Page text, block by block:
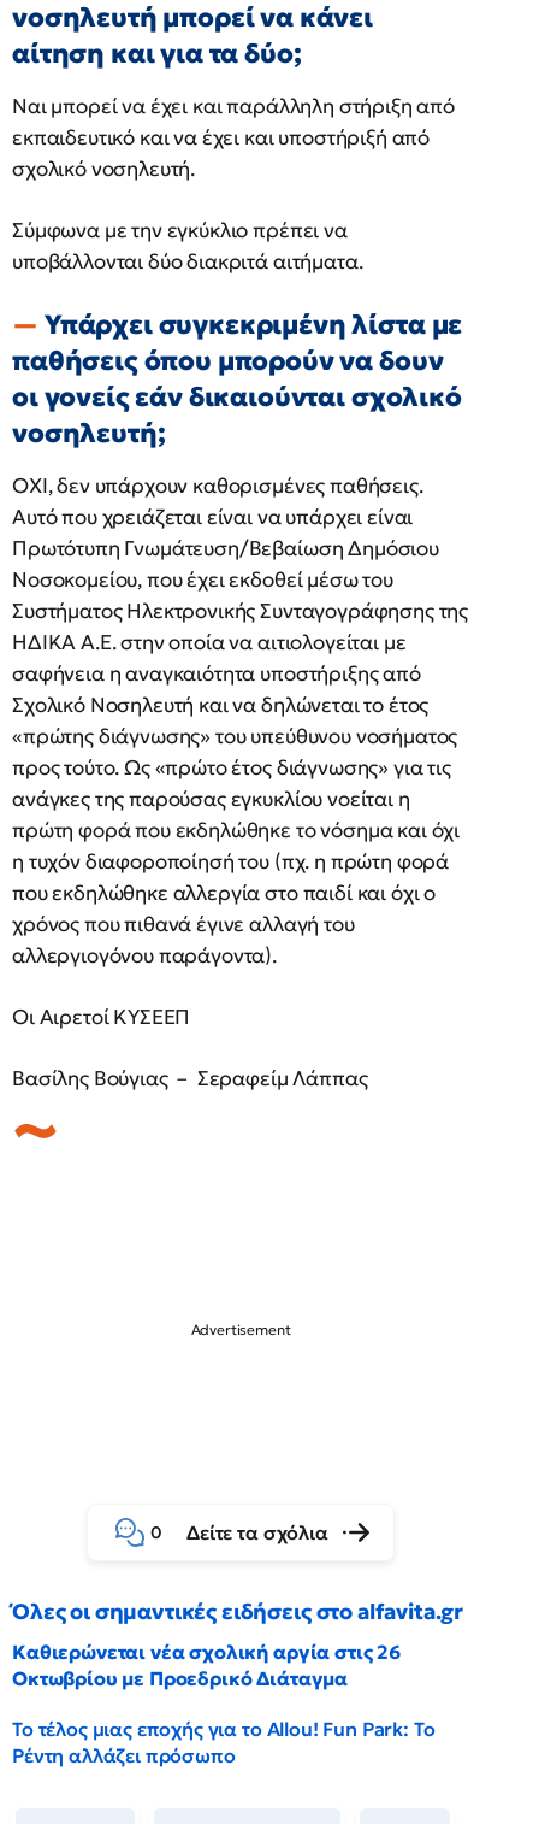
νοσηλευτή μπορεί να κάνει
αίτηση και για τα δύο;
Ναι μπορεί να έχει και παράλληλη στήριξη από
εκπαιδευτικό και να έχει και υποστήριξή από
σχολικό νοσηλευτή.
Σύμφωνα με την εγκύκλιο πρέπει να
υποβάλλονται δύο διακριτά αιτήματα.
Υπάρχει συγκεκριμένη λίστα με
παθήσεις όπου μπορούν να δουν
οι γονείς εάν δικαιούνται σχολικό
νοσηλευτή;
ΟΧΙ, δεν υπάρχουν καθορισμένες παθήσεις.
Αυτό που χρειάζεται είναι να υπάρχει είναι
Πρωτότυπη Γνωμάτευση/Βεβαίωση Δημόσιου
Νοσοκομείου, που έχει εκδοθεί μέσω του
Συστήματος Ηλεκτρονικής Συνταγογράφησης της
ΗΔΙΚΑ Α.Ε. στην οποία να αιτιολογείται με
σαφήνεια η αναγκαιότητα υποστήριξης από
Σχολικό Νοσηλευτή και να δηλώνεται το έτος
«πρώτης διάγνωσης» του υπεύθυνου νοσήματος
προς τούτο. Ως «πρώτο έτος διάγνωσης» για τις
ανάγκες της παρούσας εγκυκλίου νοείται η
πρώτη φορά που εκδηλώθηκε το νόσημα και όχι
η τυχόν διαφοροποίησή του (πχ. η πρώτη φορά
που εκδηλώθηκε αλλεργία στο παιδί και όχι ο
χρόνος που πιθανά έγινε αλλαγή του
αλλεργιογόνου παράγοντα).
Οι Αιρετοί ΚΥΣΕΕΠ
Βασίλης Βούγιας – Σεραφείμ Λάππας
0 Δείτε τα σχόλια
Όλες οι σημαντικές ειδήσεις στο alfavita.gr
Καθιερώνεται νέα σχολική αργία στις 26
Οκτωβρίου με Προεδρικό Διάταγμα
Το τέλος μιας εποχής για το Allou! Fun Park: Το
Ρέντη αλλάζει πρόσωπο